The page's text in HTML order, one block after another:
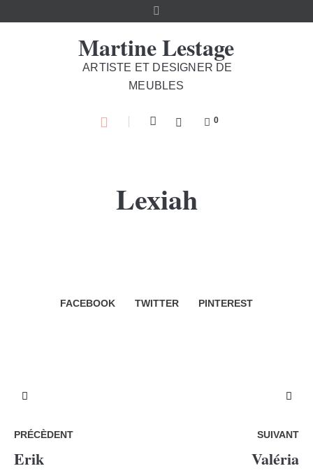
Martine Lestage
ARTISTE ET DESIGNER DE
MEUBLES
0
Lexiah
FACEBOOK TWITTER PINTEREST
PRÉCÈDENT
Erik
SUIVANT
Valéria